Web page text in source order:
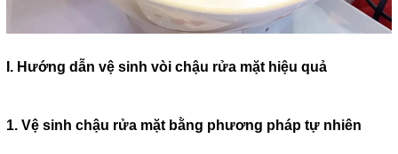
I. Hướng dẫn vệ sinh vòi chậu rửa mặt hiệu quả
1. Vệ sinh chậu rửa mặt bằng phương pháp tự nhiên